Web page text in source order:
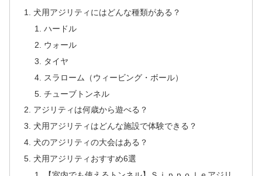
犬用アジリティにはどんな種類がある？
ハードル
ウォール
タイヤ
スラローム（ウィービング・ボール）
チューブトンネル
アジリティは何歳から遊べる？
犬用アジリティはどんな施設で体験できる？
犬のアジリティの大会はある？
犬用アジリティおすすめ6選